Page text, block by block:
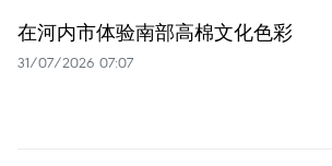
在河内市体验南部高棉文化色彩
31/07/2026 07:07